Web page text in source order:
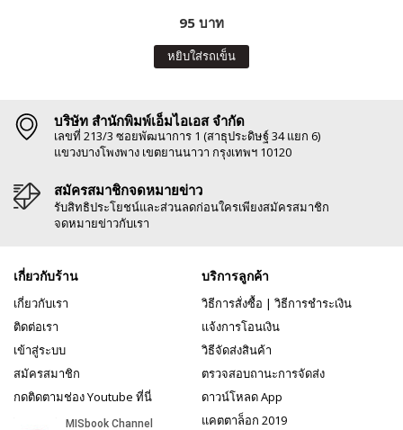
95 บาท
หยิบใส่รถเข็น
บริษัท สำนักพิมพ์เอ็มไอเอส จำกัด
เลขที่ 213/3 ซอยพัฒนาการ 1 (สาธุประดิษฐ์ 34 แยก 6)
แขวงบางโพงพาง เขตยานนาวา กรุงเทพฯ 10120
สมัครสมาชิกจดหมายข่าว
รับสิทธิประโยชน์และส่วนลดก่อนใครเพียงสมัครสมาชิก
จดหมายข่าวกับเรา
เกี่ยวกับร้าน
เกี่ยวกับเรา
ติดต่อเรา
เข้าสู่ระบบ
สมัครสมาชิก
กดติดตามช่อง Youtube ที่นี่
บริการลูกค้า
วิธีการสั่งซื้อ | วิธีการชำระเงิน
แจ้งการโอนเงิน
วิธีจัดส่งสินค้า
ตรวจสอบถานะการจัดส่ง
ดาวน์โหลด App
แคตตาล็อก 2019